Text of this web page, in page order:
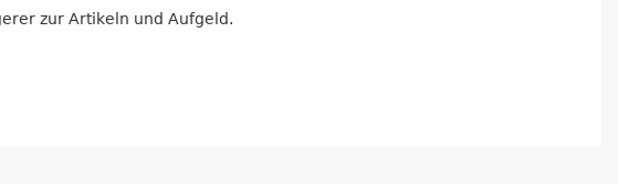
zur Artikeln und Aufgeld.